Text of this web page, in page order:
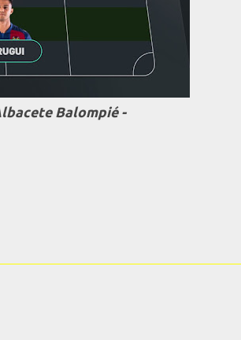
Balompié -